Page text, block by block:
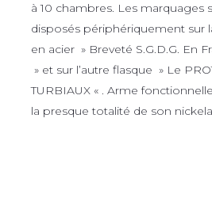
à 10 chambres. Les marquages
disposés périphériquement sur
en acier » Breveté S.G.D.G. En
» et sur l’autre flasque » Le
TURBIAUX « . Arme
la presque totalité de son